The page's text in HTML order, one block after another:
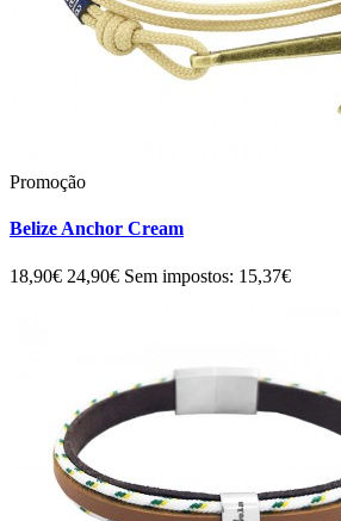
Promoção
Belize Anchor Cream
18,90€ 24,90€ Sem impostos: 15,37€